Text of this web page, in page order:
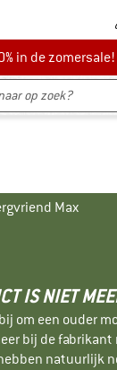
in de zomersale!
in de
Max
IS NIET
om een ouder
bij de fabrikant
natuurlijk